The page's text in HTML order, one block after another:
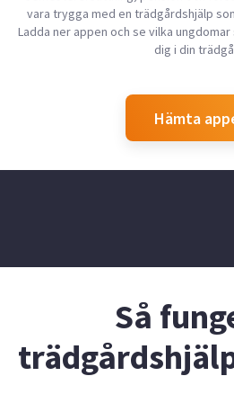
vara trygga med en trädgårdshjälp
Ladda ner appen och se vilka
dig i din
Hämta
Så